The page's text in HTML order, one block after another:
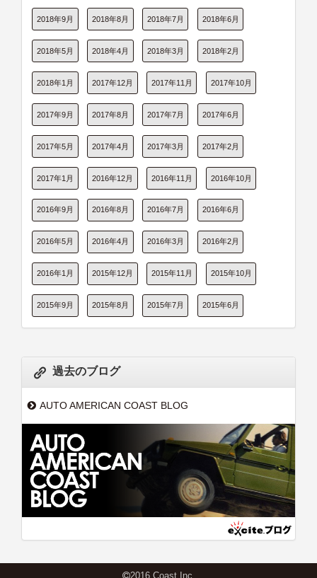
2018年9月 2018年8月 2018年7月 2018年6月
2018年5月 2018年4月 2018年3月 2018年2月
2018年1月 2017年12月 2017年11月 2017年10月
2017年9月 2017年8月 2017年7月 2017年6月
2017年5月 2017年4月 2017年3月 2017年2月
2017年1月 2016年12月 2016年11月 2016年10月
2016年9月 2016年8月 2016年7月 2016年6月
2016年5月 2016年4月 2016年3月 2016年2月
2016年1月 2015年12月 2015年11月 2015年10月
2015年9月 2015年8月 2015年7月 2015年6月
過去のブログ
AUTO AMERICAN COAST BLOG
2016 Coast Inc.